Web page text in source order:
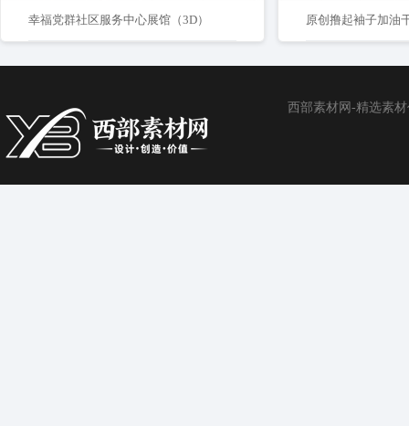
幸福党群社区服务中心展馆（3D）
西部素材网-精选素